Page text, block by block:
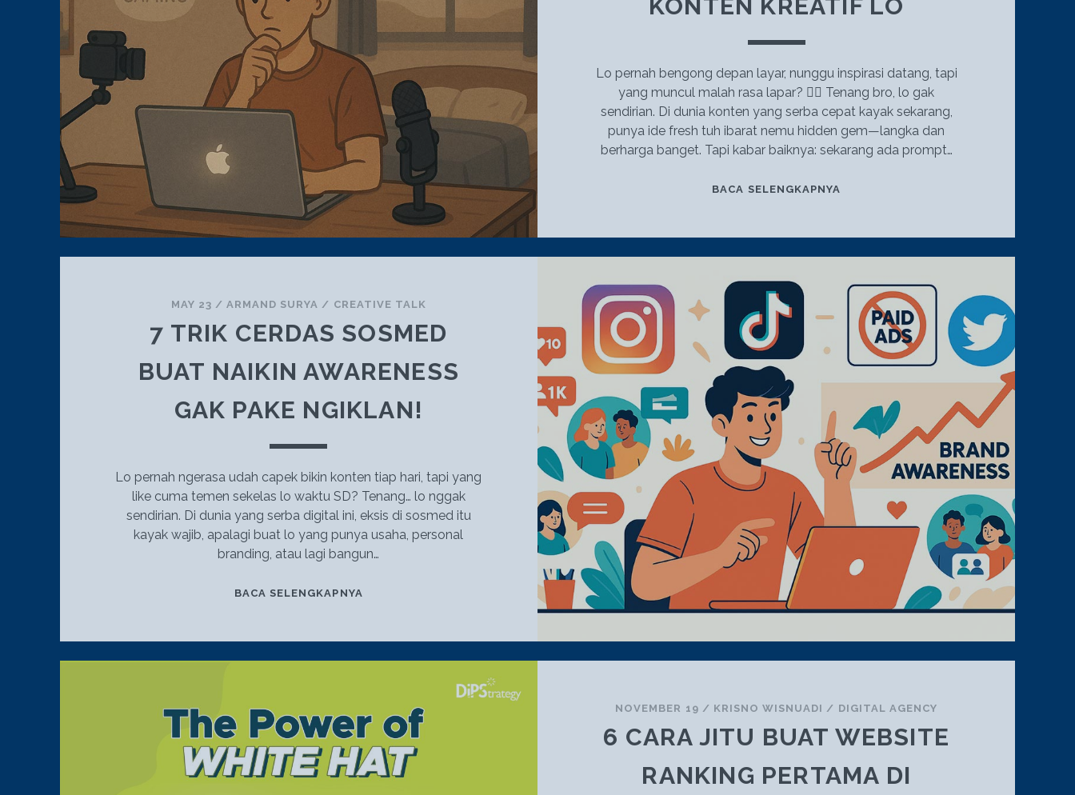
KONTEN KREATIF LO
Lo pernah bengong depan layar, nunggu inspirasi datang, tapi
yang muncul malah rasa lapar? 😵‍💫 Tenang bro, lo gak
sendirian. Di dunia konten yang serba cepat kayak sekarang,
punya ide fresh tuh ibarat nemu hidden gem—langka dan
berharga banget. Tapi kabar baiknya: sekarang ada prompt…
BACA SELENGKAPNYA
KEREN
CERDAS
BUAT
KONTEN
MAY 23 / ARMAND SURYA / CREATIVE TALK
7 TRIK CERDAS SOSMED
BUAT NAIKIN AWARENESS
GAK PAKE NGIKLAN!
Lo pernah ngerasa udah capek bikin konten tiap hari, tapi yang
like cuma temen sekelas lo waktu SD? Tenang… lo nggak
sendirian. Di dunia yang serba digital ini, eksis di sosmed itu
kayak wajib, apalagi buat lo yang punya usaha, personal
branding, atau lagi bangun…
BACA SELENGKAPNYA
AWARENESS
GAK
PAKE
NGIKLAN!
NOVEMBER 19 / KRISNO WISNUADI / DIGITAL AGENCY
6 CARA JITU BUAT WEBSITE
RANKING PERTAMA DI